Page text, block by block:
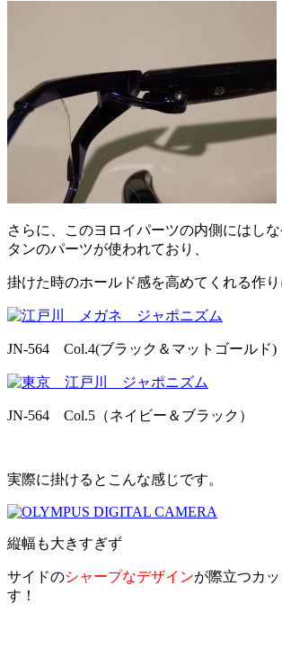
さらに、このヨロイパーツの内側にはし
タンのパーツが使われており、
掛けた時のホールド感を高めてくれる作り
JN-564 Col.4(ブラック＆マットゴールド)
JN-564 Col.5（ネイビー＆ブラック）
実際に掛けるとこんな感じです。
縦幅も大きすぎず
サイドのシャープなデザインが際立つカ
す！